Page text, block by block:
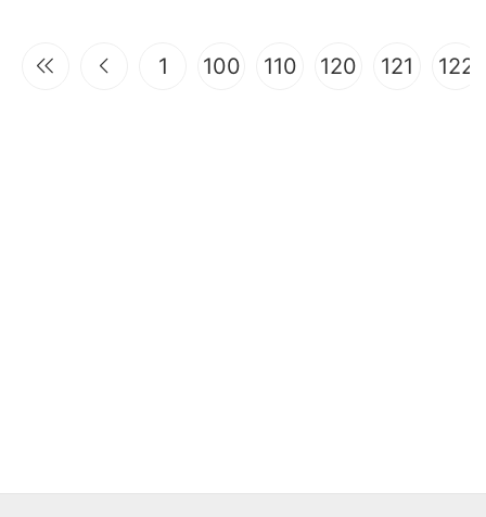
1 100 110 120 121 122